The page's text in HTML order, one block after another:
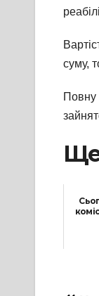
суму,
Повну
Ще